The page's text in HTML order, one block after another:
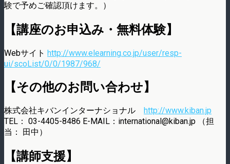
験で予めご確認頂けます。）
【講座のお申込み・無料体験】
Webサイト http://www.elearning.co.jp/user/resp-
ui/scoList/0/0/1987/968/
【その他のお問い合わせ】
株式会社キバンインターナショナル http://www.kiban.jp
TEL： 03-4405-8486 E-MAIL：international@kiban.jp （担
当： 田中）
【講師支援】